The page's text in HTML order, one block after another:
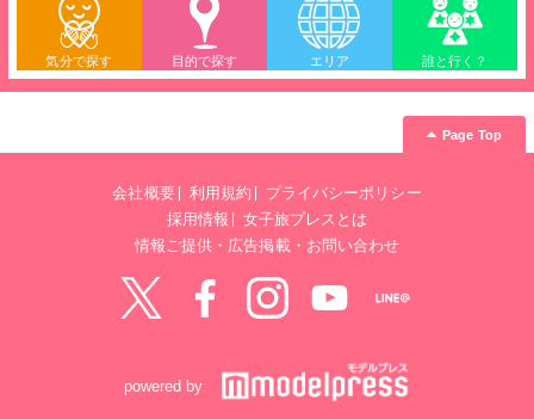
気分で探す 目的で探す エリア 誰と行く？
Page Top
会社概要 利用規約
プライバシーポリシー
採用情報
女子旅プレスとは
情報ご提供・広告掲載・お問い合わせ
powered by